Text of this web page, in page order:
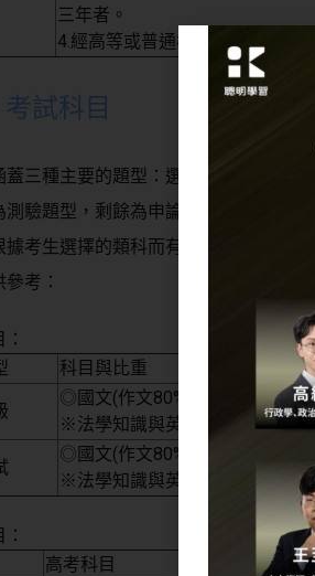
三年者。
4.經高等或普通檢定考試及格者。
試科目
蓋三種主要的題型：選擇題、申論題
測驗題型，剩餘為申論題型。考試內容
據考生選擇的類科而有所差異，而共
考：
科目與比重
◎國文(作文80%、測驗20%)
※法學知識與英文(中華民國憲法
◎國文(作文80%、測驗20%)
※法學知識與英文(中華民國憲法
高考科目